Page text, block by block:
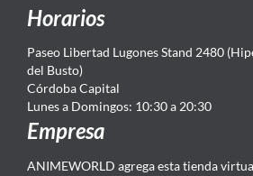
Horarios
Paseo Libertad Lugones Stand 2480
del Busto)
Córdoba Capital
Lunes a Domingos: 10:30 a 20:30
Empresa
ANIMEWORLD agrega esta tienda